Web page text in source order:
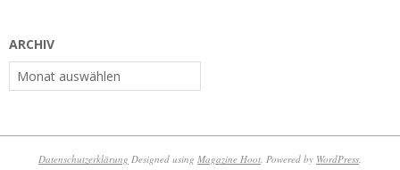
ARCHIV
Archiv
Datenschutzerklärung Designed using Magazine Hoot . Powered by WordPress